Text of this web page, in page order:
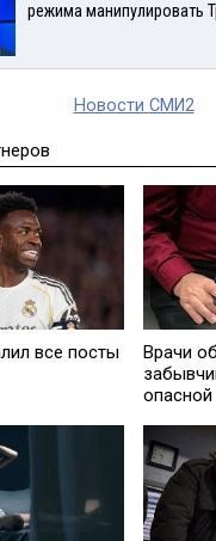
режима манипулировать
Новости СМИ2
все посты
Врачи
опасной